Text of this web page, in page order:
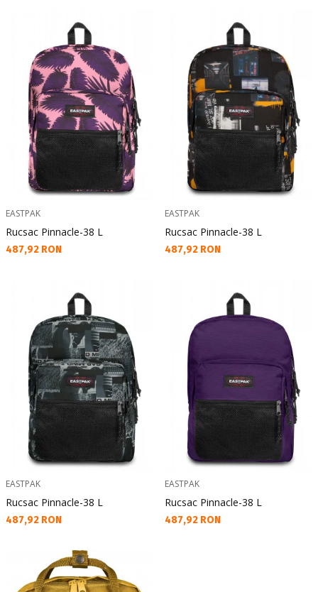
EASTPAK
Rucsac Pinnacle-38 L
Текуща цена:
487,92 RON
EASTPAK
Rucsac Pinnacle-38 L
Текуща цена:
487,92 RON
EASTPAK
Rucsac Pinnacle-38 L
Текуща цена:
487,92 RON
EASTPAK
Rucsac Pinnacle-38 L
Текуща цена:
487,92 RON